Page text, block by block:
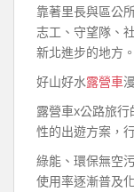
靠著里長與區公
志工、守望隊、
新北進步的地方。
好山好水露營車
露營車x公路旅
性的出遊方案，
綠能、環保無空
使用率逐漸普及